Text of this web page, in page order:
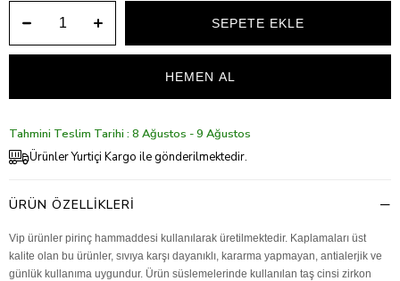
Tahmini Teslim Tarihi : 8 Ağustos - 9 Ağustos
Ürünler Yurtiçi Kargo ile gönderilmektedir.
ÜRÜN ÖZELLIKLERI
Vip ürünler pirinç hammaddesi kullanılarak üretilmektedir. Kaplamaları üst
kalite olan bu ürünler, sıvıya karşı dayanıklı, kararma yapmayan, antialerjik ve
günlük kullanıma uygundur. Ürün süslemelerinde kullanılan taş cinsi zirkon